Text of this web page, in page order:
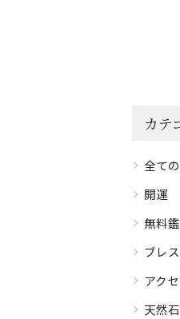
カテ
全て
開運
無料
ブレ
アク
天然石